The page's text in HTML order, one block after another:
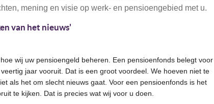
mening en visie op werk- en pensioengebied met u.
van het nieuws'
wij uw pensioengeld beheren. Een pensioenfonds belegt voor
jaar vooruit. Dat is een groot voordeel. We hoeven niet te
als het om slecht nieuws gaat. Voor een pensioenfonds is het
te kijken. Dat is precies wat wij voor u doen.